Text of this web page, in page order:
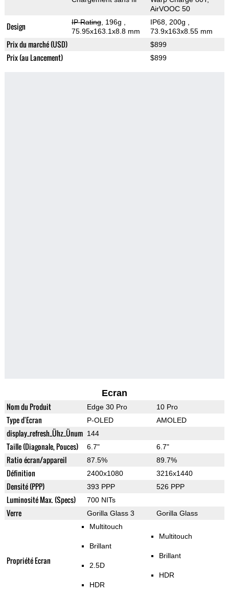
AirVOOC 50
Design IP Rating, 196g
75.95x163.1x8.8 mm
IP68, 200g
73.9x163x8.55 mm
Prix du marché (USD) $899
Prix (au Lancement) $899
Ecran
Nom du Produit Edge 30 Pro 10 Pro
Type d'Ecran P-OLED AMOLED
display_refresh_Ühz_Ünum 144
Taille (Diagonale, Pouces) 6.7" 6.7"
Ratio écran/appareil 87.5% 89.7%
Définition 2400x1080 3216x1440
Densité (PPP) 393 PPP 526 PPP
Luminosité Max. (Specs) 700 NITs
Verre Gorilla Glass 3 Gorilla Glass
Propriété Ecran
Multitouch
Brillant
2.5D
HDR
Multitouch
Brillant
HDR